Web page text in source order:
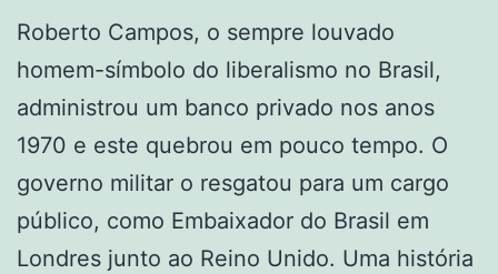
Roberto Campos, o sempre louvado
homem-símbolo do liberalismo no Brasil,
administrou um banco privado nos anos
1970 e este quebrou em pouco tempo. O
governo militar o resgatou para um cargo
público, como Embaixador do Brasil em
Londres junto ao Reino Unido. Uma história